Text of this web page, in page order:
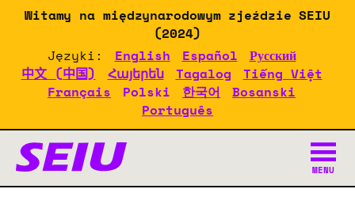
Skip
content
Witamy na międzynarodowym zjeździe SEIU
(2024)
Języki:
English Español
Русский
中文 (中国)
Հայերեն Tagalog
Tiếng Việt
Français
Polski 한국어
Bosanski
Português
Dokumenty Zjazdu SEIU
MENU